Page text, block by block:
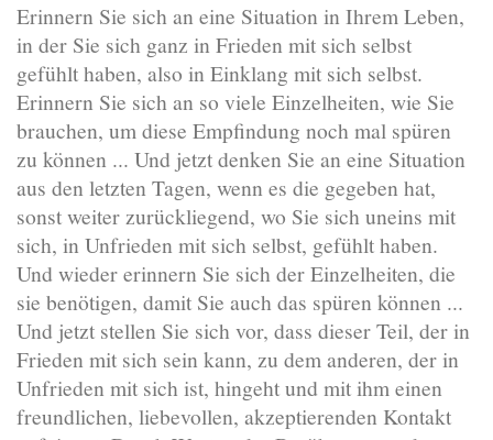
Erinnern Sie sich an eine Situation in Ihrem Leben,
in der Sie sich ganz in Frieden mit sich selbst
gefühlt haben, also in Einklang mit sich selbst.
Erinnern Sie sich an so viele Einzelheiten, wie Sie
brauchen, um diese Empfindung noch mal spüren
zu können ... Und jetzt denken Sie an eine Situation
aus den letzten Tagen, wenn es die gegeben hat,
sonst weiter zurückliegend, wo Sie sich uneins mit
sich, in Unfrieden mit sich selbst, gefühlt haben.
Und wieder erinnern Sie sich der Einzelheiten, die
sie benötigen, damit Sie auch das spüren können ...
Und jetzt stellen Sie sich vor, dass dieser Teil, der in
Frieden mit sich sein kann, zu dem anderen, der in
Unfrieden mit sich ist, hingeht und mit ihm einen
freundlichen, liebevollen, akzeptierenden Kontakt